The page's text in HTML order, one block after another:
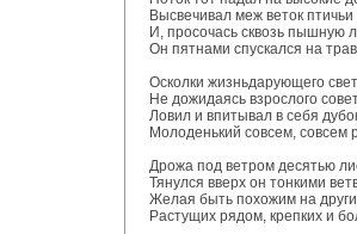
Высвечивал меж веток птичьи
И, просочась сквозь пышную
Он пятнами спускался на
Осколки жизньдарующего
Не дожидаясь взрослого
Ловил и впитывал в себя
Молоденький совсем, совсем
Дрожа под ветром десятью
Тянулся вверх он тонкими
Желая быть похожим на
Растущих рядом, крепких и